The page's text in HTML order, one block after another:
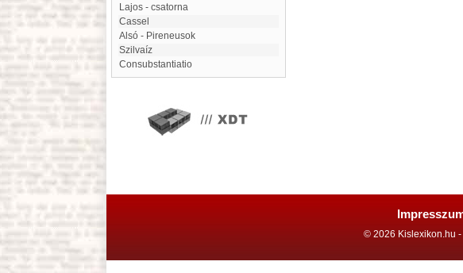
Lajos - csatorna
Cassel
Alsó - Pireneusok
Szilvaíz
Consubstantiatio
© 2026 Kislexikon.hu